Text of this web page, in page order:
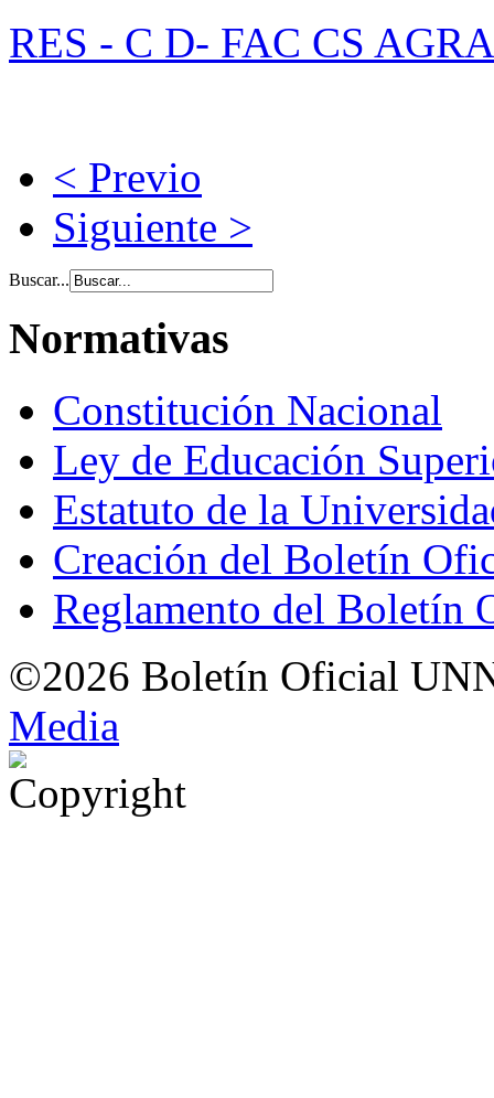
RES - C D- FAC CS
< Previo
Siguiente >
Buscar...
Normativas
Constitución Nacional
Ley de Educación
Estatuto de la
Creación del Boletín
Reglamento del Boletín
©2026 Boletín Oficial
Media